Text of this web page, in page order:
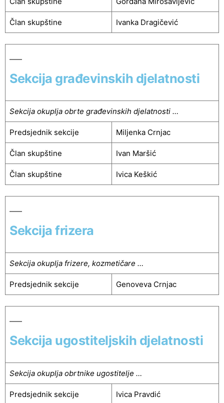
Član skupštine Ivanka Dragičević
Sekcija građevinskih djelatnosti
Sekcija okuplja obrte građevinskih djelatnosti …
Predsjednik sekcije Miljenka Crnjac
Član skupštine Ivan Maršić
Član skupštine Ivica Keškić
Sekcija frizera
Sekcija okuplja frizere, kozmetičare …
Predsjednik sekcije Genoveva Crnjac
Sekcija ugostiteljskih djelatnosti
Sekcija okuplja obrtnike ugostitelje …
Predsjednik sekcije Ivica Pravdić